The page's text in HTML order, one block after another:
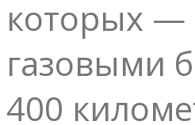
которых —
газовыми
400